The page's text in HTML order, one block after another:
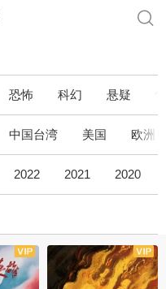
恐怖 科幻 悬疑
中国台湾 美国 欧洲
2022 2021 2020